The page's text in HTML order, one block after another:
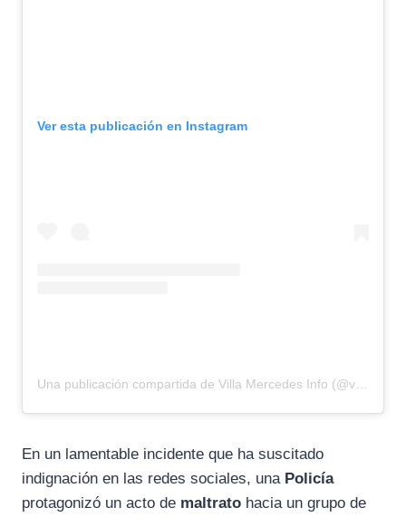
Ver esta publicación en Instagram
En un lamentable incidente que ha suscitado
indignación en las redes sociales, una Policía
protagonizó un acto de maltrato hacia un grupo de